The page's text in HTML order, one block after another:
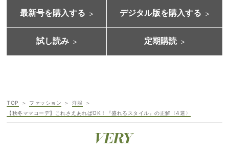
最新号を購入する デジタル版を購入する
試し読み 定期購読
TOP ファッション
洋服
【秋冬ママコーデ】これさえあればOK！『盛れるスタイル』の正解〈4選〉